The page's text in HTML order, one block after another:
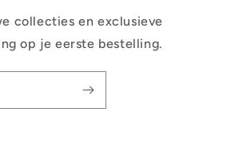
collecties en exclusieve
op je eerste bestelling.